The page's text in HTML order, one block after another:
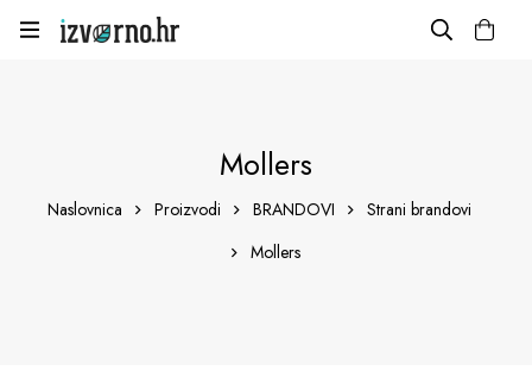
Mollers
Naslovnica Proizvodi BRANDOVI
Strani brandovi
Mollers